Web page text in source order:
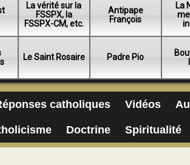
La vérité sur la
FSSPX, la
FSSPX-CM, etc.
Antipape
François
La
Le Saint Rosaire Padre Pio
catholiques Vidéos
Doctrine Spiritualité